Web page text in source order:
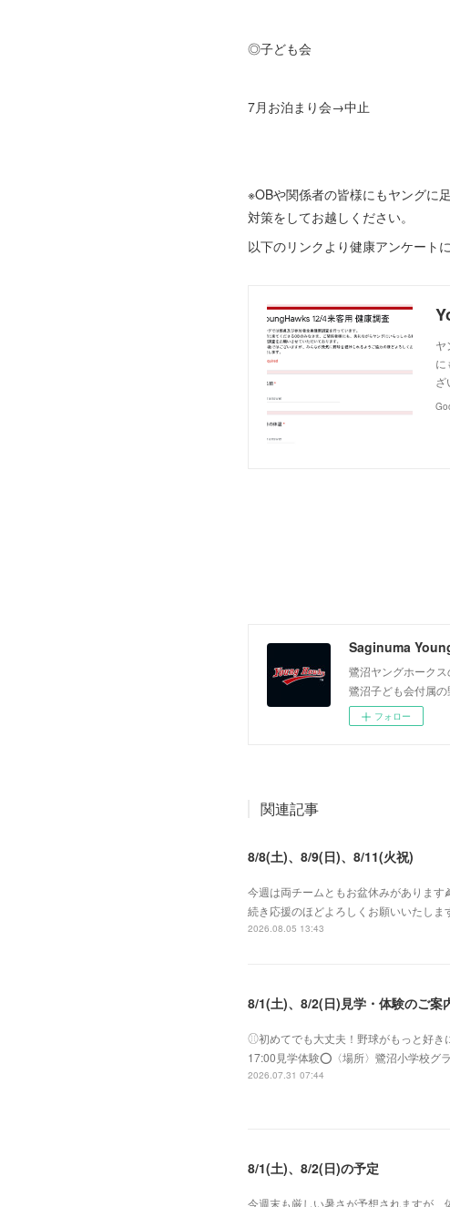
◎子ども会
7月お泊まり会→中止
※OBや関係者の皆様にもヤングに
対策をしてお越しください。
以下のリンクより健康アンケート
ヤ
に
ざ
Saginuma
鷺沼ヤングホーク
鷺沼子ども会付属
フォロー
関連記事
8/8(土)、8/9(日)、8/11(火祝)
今週は両チームともお盆休みがありま
続き応援のほどよろしくお願いいたしま
2026.08.05 13:43
8/1(土)、8/2(日)見学・体験のご案
⚾︎初めてでも大丈夫！野球がもっと好
17:00見学体験⭕️〈場所〉鷺沼小学校グ
2026.07.31 07:44
8/1(土)、8/2(日)の予定
今週末も厳しい暑さが予想されますが